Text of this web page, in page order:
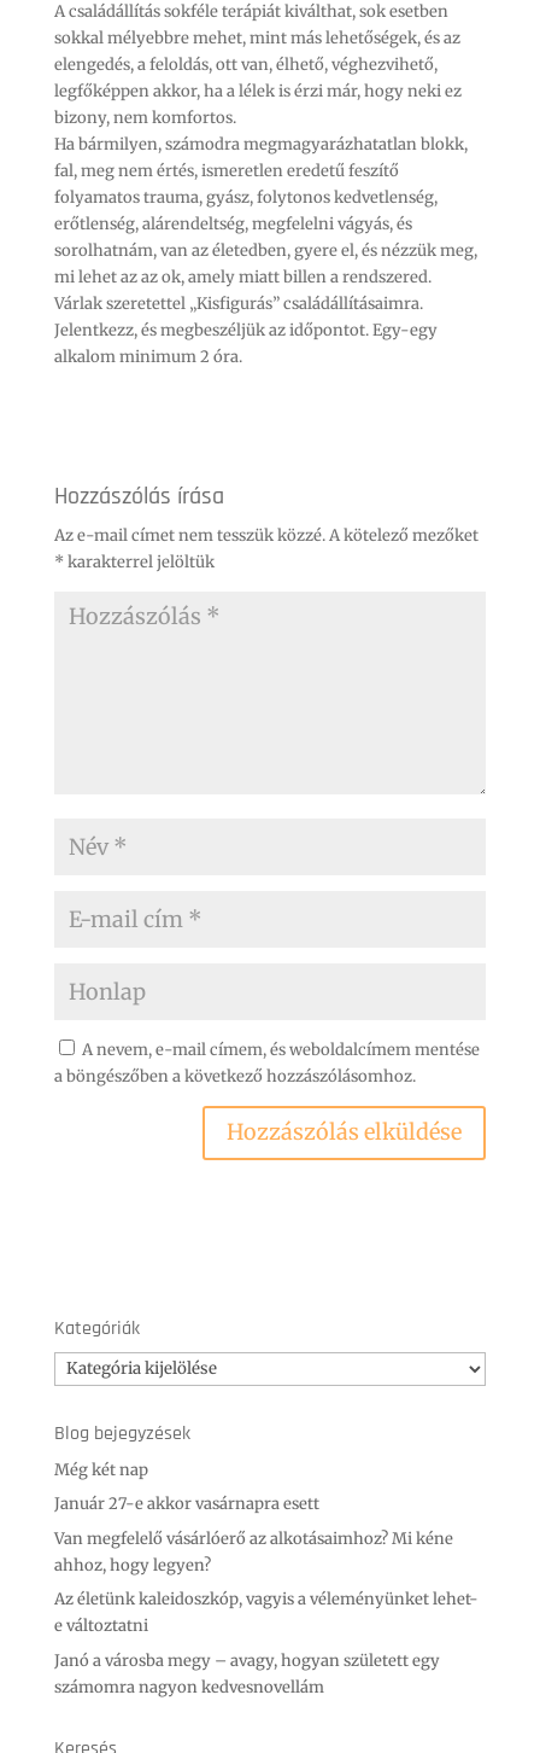
A családállítás sokféle terápiát kiválthat, sok esetben
sokkal mélyebbre mehet, mint más lehetőségek, és az
elengedés, a feloldás, ott van, élhető, véghezvihető,
legfőképpen akkor, ha a lélek is érzi már, hogy neki ez
bizony, nem komfortos.
Ha bármilyen, számodra megmagyarázhatatlan blokk,
fal, meg nem értés, ismeretlen eredetű feszítő
folyamatos trauma, gyász, folytonos kedvetlenség,
erőtlenség, alárendeltség, megfelelni vágyás, és
sorolhatnám, van az életedben, gyere el, és nézzük meg,
mi lehet az az ok, amely miatt billen a rendszered.
Várlak szeretettel „Kisfigurás” családállításaimra.
Jelentkezz, és megbeszéljük az időpontot. Egy-egy
alkalom minimum 2 óra.
Hozzászólás írása
Az e-mail címet nem tesszük közzé.A kötelező mezőket
* karakterrel jelöltük
A nevem, e-mail címem, és weboldalcímem mentése
a böngészőben a következő hozzászólásomhoz.
Kategóriák
Kategóriák
Blog bejegyzések
Még két nap
Január 27-e akkor vasárnapra esett
Van megfelelő vásárlóerő az alkotásaimhoz? Mi kéne
ahhoz, hogy legyen?
Az életünk kaleidoszkóp, vagyis a véleményünket lehet-
e változtatni
Janó a városba megy – avagy, hogyan született egy
számomra nagyon kedvesnovellám